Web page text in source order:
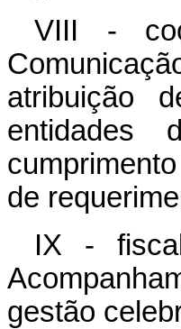
VIII -
atribuição
entidades
de
IX -
gestão